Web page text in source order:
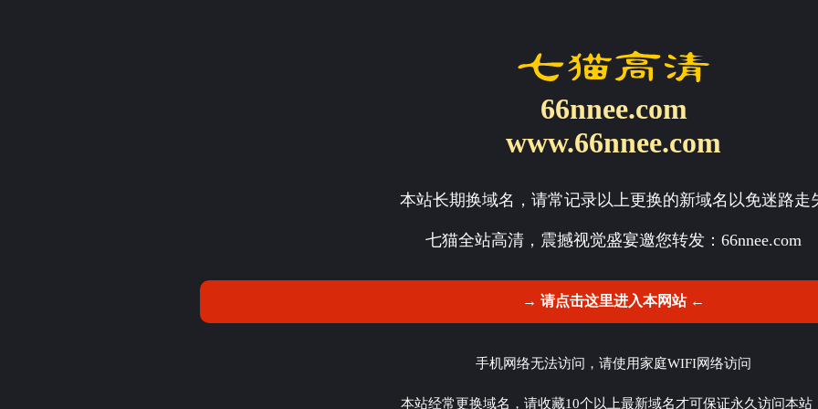
66nnee.com
www.66nnee.com
本站长期换域名，请常记录以上更换的新域名以免迷路走
七猫全站高清，震撼视觉盛宴邀您转发： 66nnee.com
→ 请点击这里进入本网站 ←
手机网络无法访问，请使用家庭WIFI网络访问
本站经常更换域名，请收藏10个以上最新域名才可保证永久访问本站